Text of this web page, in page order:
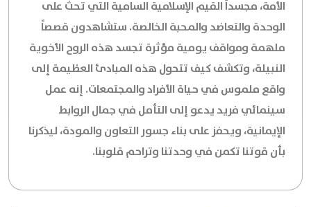
الأمة، مجسداً القيم الإسلامية السامية التي تحث على
الوحدة والتعاضد والمحبة الخالصة. ستشاهدون قصصاً
ملهمة ومواقف يومية مؤثرة تجسد هذه الروح الأخوية
النبيلة، وتكشف كيف تتحول هذه المبادئ العظيمة إلى
واقع ملموس في حياة الأفراد والمجتمعات. إنه عمل
سينمائي فريد يدعو إلى التأمل في جمال الروابط
الإيمانية، ويحفز على بناء جسور التعاون والمودة، ليذكرنا
بأن قوتنا تكمن في وحدتنا وتراحم قلوبنا.